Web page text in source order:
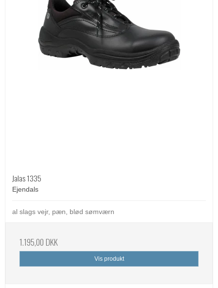
Jalas 1335
Ejendals
al slags vejr, pæn, blød sømværn
1.195,00 DKK
Vis produkt